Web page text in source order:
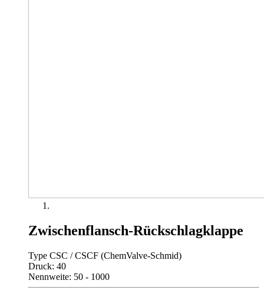
Zwischenflansch-Rückschlagklappe
Type CSC / CSCF (ChemValve-Schmid)
Druck: 40
Nennweite: 50 - 1000